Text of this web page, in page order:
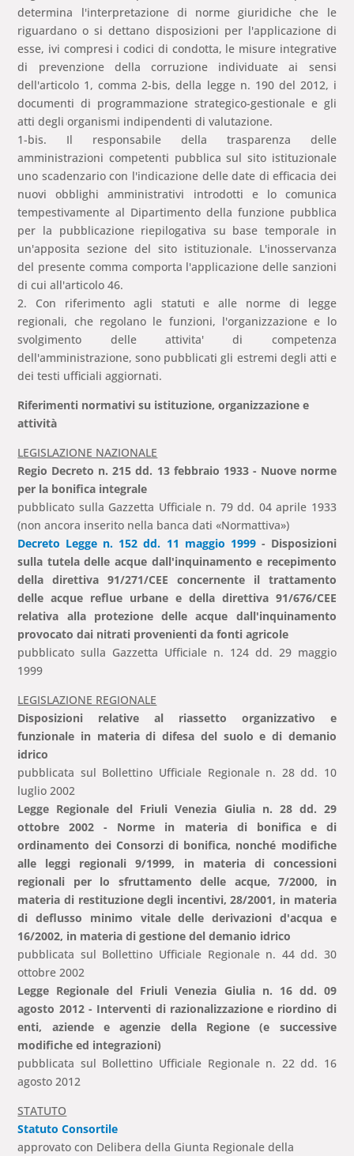
determina l'interpretazione di norme giuridiche che le
riguardano o si dettano disposizioni per l'applicazione di
esse, ivi compresi i codici di condotta, le misure integrative
di prevenzione della corruzione individuate ai sensi
dell'articolo 1, comma 2-bis, della legge n. 190 del 2012, i
documenti di programmazione strategico-gestionale e gli
atti degli organismi indipendenti di valutazione.
1-bis. Il responsabile della trasparenza delle
amministrazioni competenti pubblica sul sito istituzionale
uno scadenzario con l'indicazione delle date di efficacia dei
nuovi obblighi amministrativi introdotti e lo comunica
tempestivamente al Dipartimento della funzione pubblica
per la pubblicazione riepilogativa su base temporale in
un'apposita sezione del sito istituzionale. L'inosservanza
del presente comma comporta l'applicazione delle sanzioni
di cui all'articolo 46.
2. Con riferimento agli statuti e alle norme di legge
regionali, che regolano le funzioni, l'organizzazione e lo
svolgimento delle attivita' di competenza
dell'amministrazione, sono pubblicati gli estremi degli atti e
dei testi ufficiali aggiornati.
Riferimenti normativi su istituzione, organizzazione e
attività
LEGISLAZIONE NAZIONALE
Regio Decreto n. 215 dd. 13 febbraio 1933 - Nuove norme
per la bonifica integrale
pubblicato sulla Gazzetta Ufficiale n. 79 dd. 04 aprile 1933
(non ancora inserito nella banca dati «Normattiva»)
Decreto Legge n. 152 dd. 11 maggio 1999- Disposizioni
sulla tutela delle acque dall'inquinamento e recepimento
della direttiva 91/271/CEE concernente il trattamento
delle acque reflue urbane e della direttiva 91/676/CEE
relativa alla protezione delle acque dall'inquinamento
provocato dai nitrati provenienti da fonti agricole
pubblicato sulla Gazzetta Ufficiale n. 124 dd. 29 maggio
1999
LEGISLAZIONE REGIONALE
Disposizioni relative al riassetto organizzativo e
funzionale in materia di difesa del suolo e di demanio
idrico
pubblicata sul Bollettino Ufficiale Regionale n. 28 dd. 10
luglio 2002
Legge Regionale del Friuli Venezia Giulia n. 28 dd. 29
ottobre 2002 - Norme in materia di bonifica e di
ordinamento dei Consorzi di bonifica, nonché modifiche
alle leggi regionali 9/1999, in materia di concessioni
regionali per lo sfruttamento delle acque, 7/2000, in
materia di restituzione degli incentivi, 28/2001, in materia
di deflusso minimo vitale delle derivazioni d'acqua e
16/2002, in materia di gestione del demanio idrico
pubblicata sul Bollettino Ufficiale Regionale n. 44 dd. 30
ottobre 2002
Legge Regionale del Friuli Venezia Giulia n. 16 dd. 09
agosto 2012 - Interventi di razionalizzazione e riordino di
enti, aziende e agenzie della Regione (e successive
modifiche ed integrazioni)
pubblicata sul Bollettino Ufficiale Regionale n. 22 dd. 16
agosto 2012
STATUTO
Statuto Consortile
approvato con Delibera della Giunta Regionale della